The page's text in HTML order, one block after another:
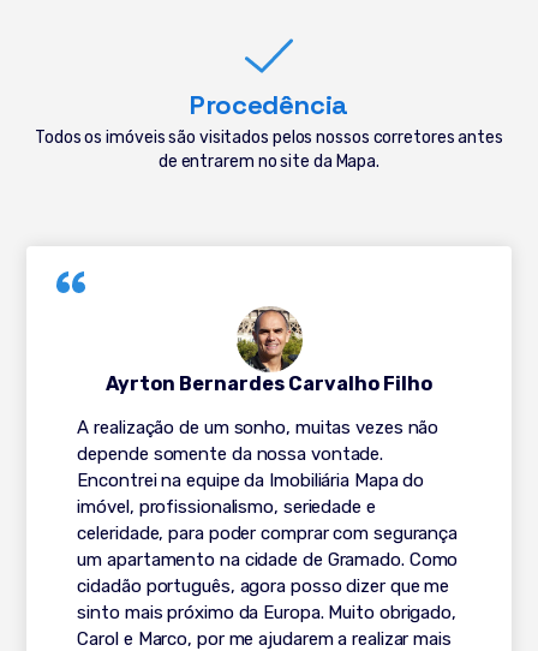
Procedência
Todos os imóveis são visitados pelos nossos corretores antes
de entrarem no site da Mapa.
A realização de um sonho, muitas vezes não
depende somente da nossa vontade.
Encontrei na equipe da Imobiliária Mapa do
imóvel, profissionalismo, seriedade e
celeridade, para poder comprar com segurança
um apartamento na cidade de Gramado. Como
cidadão português, agora posso dizer que me
sinto mais próximo da Europa. Muito obrigado,
Carol e Marco, por me ajudarem a realizar mais
Ayrton Bernardes Carvalho Filho